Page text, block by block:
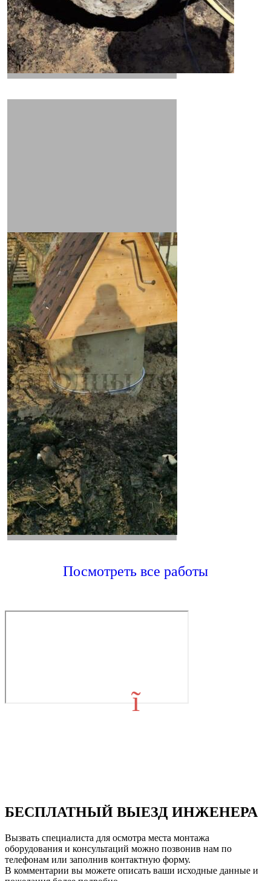
Посмотреть все работы
БЕСПЛАТНЫЙ ВЫЕЗД ИНЖЕНЕРА
Вызвать специалиста для осмотра места монтажа
оборудования и консультаций можно позвонив нам по
телефонам или заполнив контактную форму.
В комментарии вы можете описать ваши исходные данные и